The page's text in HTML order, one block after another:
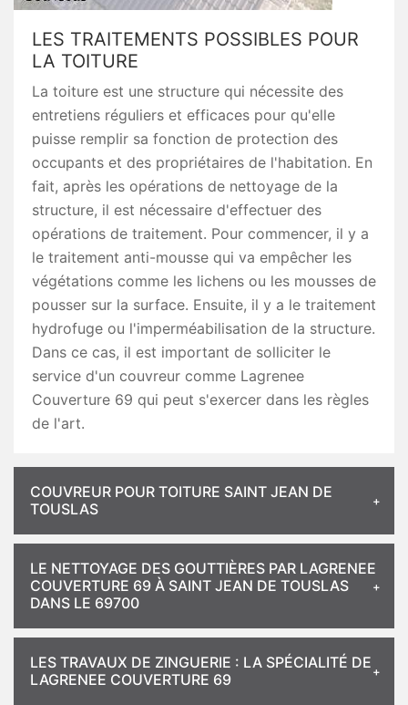
LES TRAITEMENTS POSSIBLES POUR
LA TOITURE
La toiture est une structure qui nécessite des
entretiens réguliers et efficaces pour qu'elle
puisse remplir sa fonction de protection des
occupants et des propriétaires de l'habitation. En
fait, après les opérations de nettoyage de la
structure, il est nécessaire d'effectuer des
opérations de traitement. Pour commencer, il y a
le traitement anti-mousse qui va empêcher les
végétations comme les lichens ou les mousses de
pousser sur la surface. Ensuite, il y a le traitement
hydrofuge ou l'imperméabilisation de la structure.
Dans ce cas, il est important de solliciter le
service d'un couvreur comme Lagrenee
Couverture 69 qui peut s'exercer dans les règles
de l'art.
COUVREUR POUR TOITURE SAINT JEAN DE
TOUSLAS
LE NETTOYAGE DES GOUTTIÈRES PAR LAGRENEE
COUVERTURE 69 À SAINT JEAN DE TOUSLAS
DANS LE 69700
LES TRAVAUX DE ZINGUERIE : LA SPÉCIALITÉ DE
LAGRENEE COUVERTURE 69